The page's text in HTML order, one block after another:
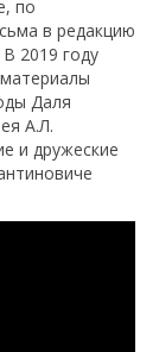
по
в редакцию
2019 году
Даля
А.Л.
и дружеские